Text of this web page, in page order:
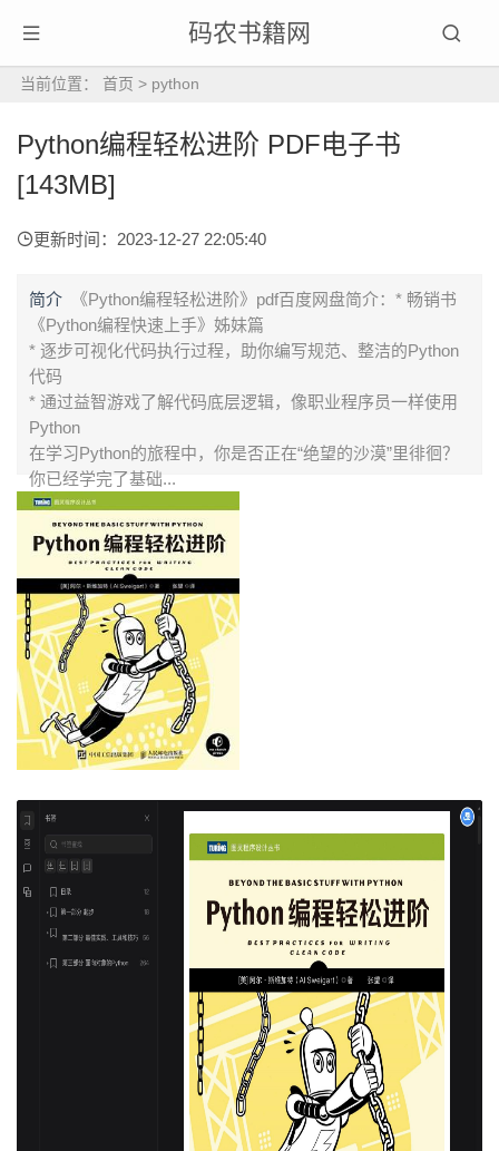
码农书籍网
当前位置： 首页 > python
Python编程轻松进阶 PDF电子书
[143MB]
更新时间：2023-12-27 22:05:40
简介
《Python编程轻松进阶》pdf百度网盘简介：* 畅销书
《Python编程快速上手》姊妹篇
* 逐步可视化代码执行过程，助你编写规范、整洁的Python
代码
* 通过益智游戏了解代码底层逻辑，像职业程序员一样使用
Python
在学习Python的旅程中，你是否正在“绝望的沙漠”里徘徊？
你已经学完了基础...